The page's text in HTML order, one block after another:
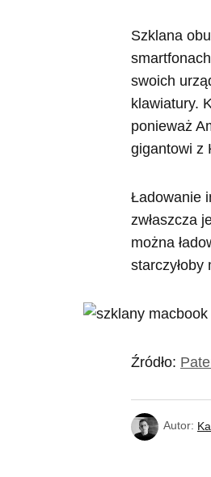
Szklana
swoich
klawiatury.
ponieważ
gigantowi z
Ładowanie
zwłaszcza
można
starczyłoby
Źródło:
Autor: